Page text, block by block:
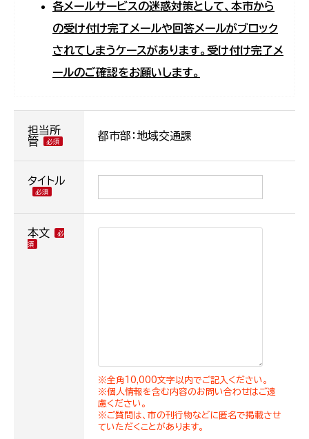
各メールサービスの迷惑対策として、本市から
の受け付け完了メールや回答メールがブロック
されてしまうケースがあります。受け付け完了メ
ールのご確認をお願いします。
担当所
管
都市部：地域交通課
タイトル
本文
※全角10,000文字以内でご記入ください。
※個人情報を含む内容のお問い合わせはご遠
慮ください。
※ご質問は、市の刊行物などに匿名で掲載させ
ていただくことがあります。